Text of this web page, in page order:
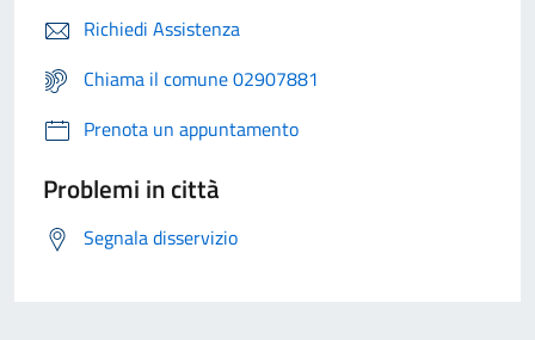
Richiedi Assistenza
Chiama il comune 02907881
Prenota un appuntamento
Problemi in città
Segnala disservizio